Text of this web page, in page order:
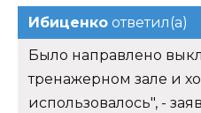
Ибиценко ответил(а)
Было направлено
тренажерном зале и
использовалось", -